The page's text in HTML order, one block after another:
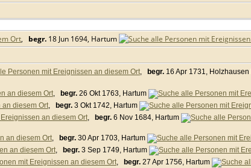
, begr. 18 Jun 1694, Hartum
, begr. 16 Apr 1731, Holzhausen II
, begr. 26 Okt 1763, Hartum
, begr. 3 Okt 1742, Hartum
, begr. 6 Nov 1684, Hartum
, begr. 30 Apr 1703, Hartum
, begr. 3 Sep 1749, Hartum
, begr. 27 Apr 1756, Hartum